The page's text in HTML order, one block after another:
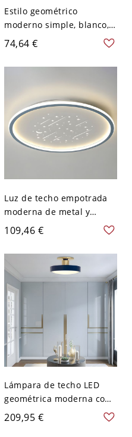
Estilo geométrico
moderno simple, blanco,
montado en el techo, uso
residencial, cableado
directo eléctrico, 110V-
74,64 €
Luz de techo empotrada
moderna de metal y
acrílico con bombilla LED
incluida - 110 A 120 V
40,64 cm Redondo Azul
109,46 €
Lámpara de techo LED
geométrica moderna con
control remoto de
atenuación y pantalla
209,95 €